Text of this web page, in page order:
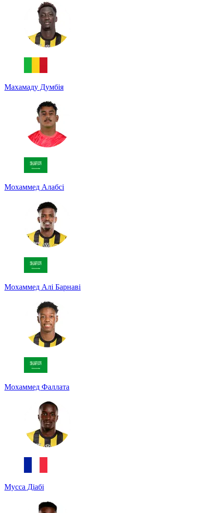
Махамаду Думбія
Мохаммед Алабсі
Мохаммед Алі Барнаві
Мохаммед Фаллата
Мусса Діабі